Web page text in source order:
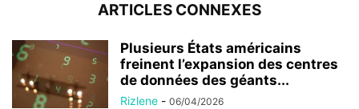
ARTICLES CONNEXES
Plusieurs États américains
freinent l’expansion des centres
de données des géants...
Rizlene - 06/04/2026